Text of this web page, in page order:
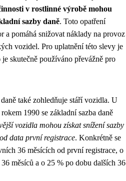
v rostlinné výrobě mohou
sazby daně. Toto opatření
a pomáhá snižovat náklady na provoz
vozidel. Pro uplatnění této slevy je
skutečně používáno převážně pro
také zohledňuje stáří vozidla. U
1990 se základní sazba daně
vozidla mohou získat snížení sazby
data první registrace. Konkrétně se
36 měsících od první registrace, o
měsíců a o 25 % po dobu dalších 36